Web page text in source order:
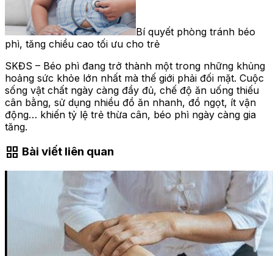
Bí quyết phòng tránh béo
phì, tăng chiều cao tối ưu cho trẻ
SKĐS – Béo phì đang trở thành một trong những khủng
hoảng sức khỏe lớn nhất mà thế giới phải đối mặt. Cuộc
sống vật chất ngày càng đầy đủ, chế độ ăn uống thiếu
cân bằng, sử dụng nhiều đồ ăn nhanh, đồ ngọt, ít vận
động… khiến tỷ lệ trẻ thừa cân, béo phì ngày càng gia
tăng.
grid_view Bài viết liên quan